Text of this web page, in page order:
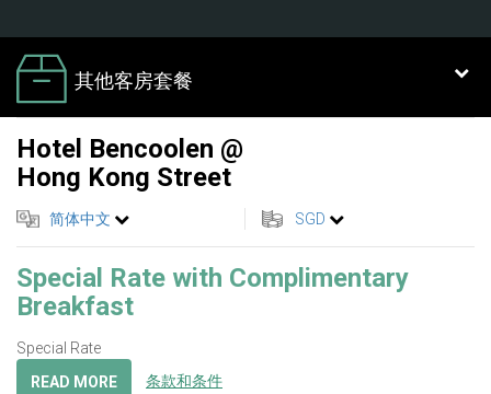
其他客房套餐
Hotel Bencoolen @
Hong Kong Street
简体中文 SGD
Special Rate with Complimentary
Breakfast
Special Rate
READ MORE
条款和条件